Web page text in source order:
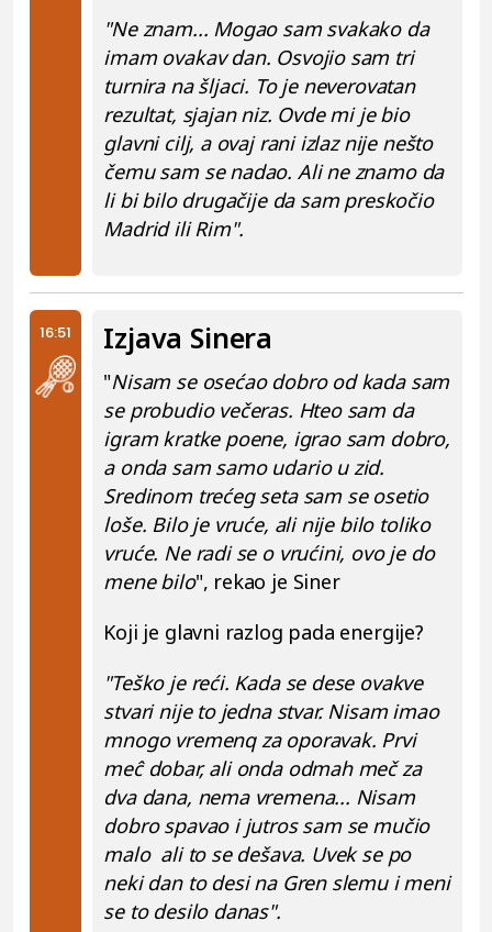
"Ne znam... Mogao sam svakako da
imam ovakav dan. Osvojio sam tri
turnira na šljaci. To je neverovatan
rezultat, sjajan niz. Ovde mi je bio
glavni cilj, a ovaj rani izlaz nije nešto
čemu sam se nadao. Ali ne znamo da
li bi bilo drugačije da sam preskočio
Madrid ili Rim".
16:51 Izjava Sinera
"Nisam se osećao dobro od kada sam
se probudio večeras. Hteo sam da
igram kratke poene, igrao sam dobro,
a onda sam samo udario u zid.
Sredinom trećeg seta sam se osetio
loše. Bilo je vruće, ali nije bilo toliko
vruće. Ne radi se o vrućini, ovo je do
mene bilo", rekao je Siner
Koji je glavni razlog pada energije?
"Teško je reći. Kada se dese ovakve
stvari nije to jedna stvar. Nisam imao
mnogo vremenq za oporavak. Prvi
meĉ dobar, ali onda odmah meč za
dva dana, nema vremena... Nisam
dobro spavao i jutros sam se mučio
malo ali to se dešava. Uvek se po
neki dan to desi na Gren slemu i meni
se to desilo danas".